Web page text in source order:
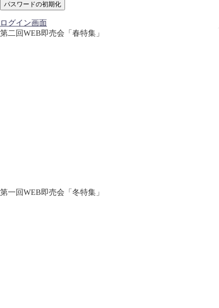
ログイン画面
第二回WEB即売会「春特集」
第一回WEB即売会「冬特集」